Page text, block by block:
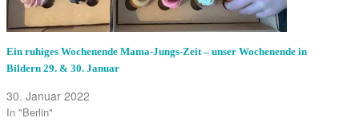
Ein ruhiges Wochenende Mama-Jungs-Zeit – unser Wochenende in
Bildern 29. & 30. Januar
30. Januar 2022
In "Berlin"